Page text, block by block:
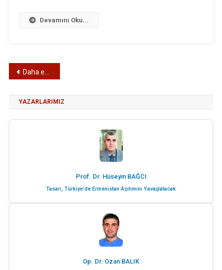
Devamını Oku...
Yazı
gezinmesi
Daha eski yazılar
YAZARLARIMIZ
Prof. Dr. Hüseyin BAĞCI
Tasarı, Türkiye’de Ermenistan Açılımını Yavaşlatacak
Op. Dr. Ozan BALIK